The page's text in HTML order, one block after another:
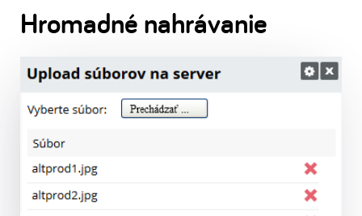
Hromadné nahrávanie